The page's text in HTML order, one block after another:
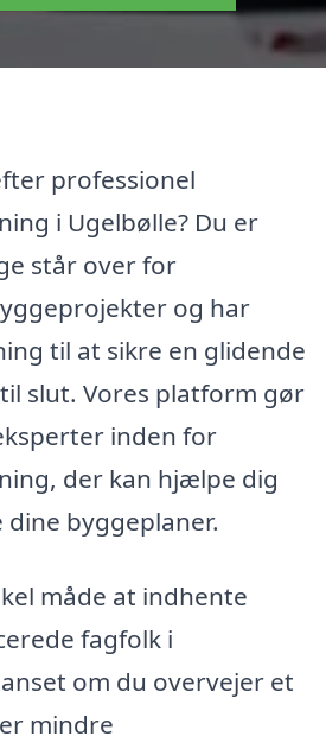
professionel
i Ugelbølle? Du er
står over for
og har
til at sikre en glidende
slut. Vores platform gør
inden for
der kan hjælpe dig
byggeplaner.
måde at indhente
fagfolk i
om du overvejer et
mindre